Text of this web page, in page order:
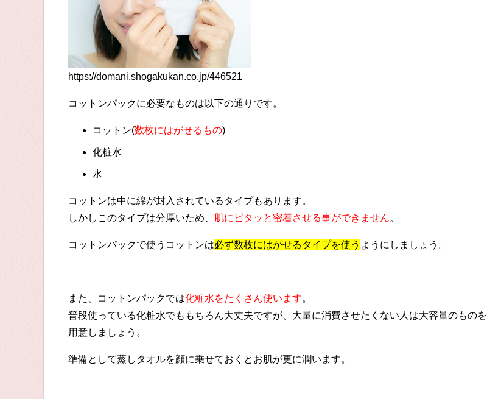
https://domani.shogakukan.co.jp/446521
コットンパックに必要なものは以下の通りです。
コットン(数枚にはがせるもの)
化粧水
水
コットンは中に綿が封入されているタイプもあります。
しかしこのタイプは分厚いため、 肌にピタッと密着させる事ができません。
コットンパックで使うコットンは必ず数枚にはがせるタイプを使う ようにしましょう。
また、コットンパックでは化粧水をたくさん使います。
普段使っている化粧水でももちろん大丈夫ですが、大量に消費させたくない人は大容量のものを
用意しましょう。
準備として蒸しタオルを顔に乗せておくとお肌が更に潤います。